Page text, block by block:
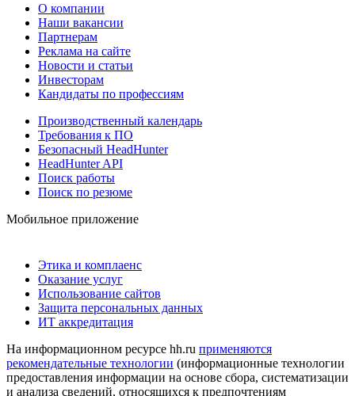
О компании
Наши вакансии
Партнерам
Реклама на сайте
Новости и статьи
Инвесторам
Кандидаты по профессиям
Производственный календарь
Требования к ПО
Безопасный HeadHunter
HeadHunter API
Поиск работы
Поиск по резюме
Мобильное приложение
Этика и комплаенс
Оказание услуг
Использование сайтов
Защита персональных данных
ИТ аккредитация
На информационном ресурсе hh.ru применяются
рекомендательные технологии (информационные технологии
предоставления информации на основе сбора, систематизации
и анализа сведений, относящихся к предпочтениям